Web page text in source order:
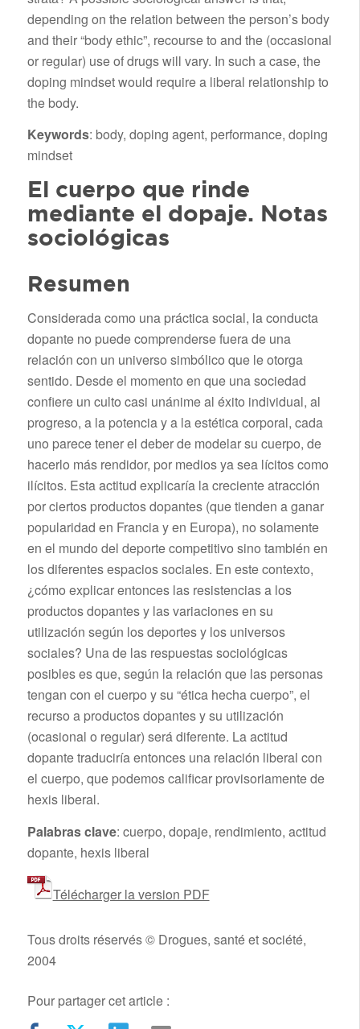
depending on the relation between the person’s body
and their “body ethic”, recourse to and the (occasional
or regular) use of drugs will vary. In such a case, the
doping mindset would require a liberal relationship to
the body.
Keywords: body, doping agent, performance, doping
mindset
El cuerpo que rinde
mediante el dopaje. Notas
sociológicas
Resumen
Considerada como una práctica social, la conducta
dopante no puede comprenderse fuera de una
relación con un universo simbólico que le otorga
sentido. Desde el momento en que una sociedad
confiere un culto casi unánime al éxito individual, al
progreso, a la potencia y a la estética corporal, cada
uno parece tener el deber de modelar su cuerpo, de
hacerlo más rendidor, por medios ya sea lícitos como
ilícitos. Esta actitud explicaría la creciente atracción
por ciertos productos dopantes (que tienden a ganar
popularidad en Francia y en Europa), no solamente
en el mundo del deporte competitivo sino también en
los diferentes espacios sociales. En este contexto,
¿cómo explicar entonces las resistencias a los
productos dopantes y las variaciones en su
utilización según los deportes y los universos
sociales? Una de las respuestas sociológicas
posibles es que, según la relación que las personas
tengan con el cuerpo y su “ética hecha cuerpo”, el
recurso a productos dopantes y su utilización
(ocasional o regular) será diferente. La actitud
dopante traduciría entonces una relación liberal con
el cuerpo, que podemos calificar provisoriamente de
hexis liberal.
Palabras clave: cuerpo, dopaje, rendimiento, actitud
dopante, hexis liberal
Télécharger la version PDF
Tous droits réservés © Drogues, santé et société,
2004
Pour partager cet article :